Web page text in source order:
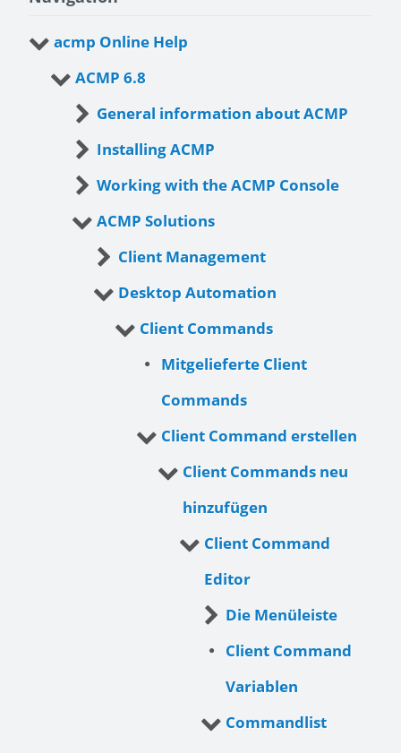
acmp Online Help
ACMP 6.8
General information about ACMP
Installing ACMP
Working with the ACMP Console
ACMP Solutions
Client Management
Desktop Automation
Client Commands
Mitgelieferte Client
Commands
Client Command erstellen
Client Commands neu
hinzufügen
Client Command
Editor
Die Menüleiste
Client Command
Variablen
Commandlist